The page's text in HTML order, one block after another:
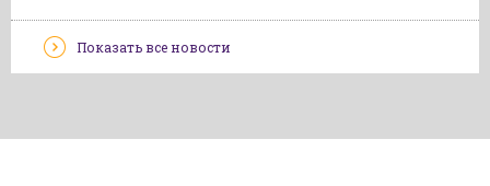
Показать все новости